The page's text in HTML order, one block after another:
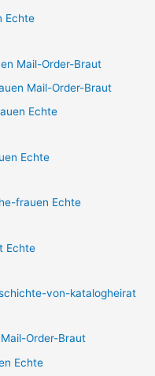
Echte
Mail-Order-Braut
Mail-Order-Braut
Echte
Echte
frauen Echte
Echte
von-katalogheirat
Order-Braut
Echte